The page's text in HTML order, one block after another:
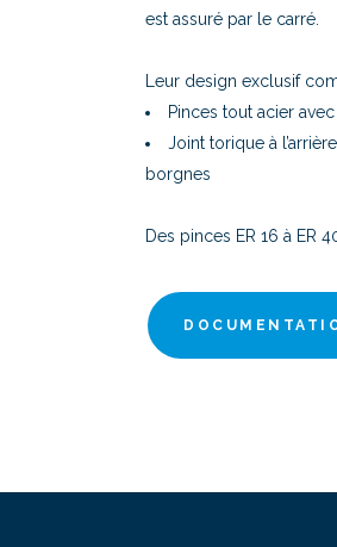
est assuré par le carré.
Leur design exclusif
Pinces tout acier
Joint torique à
borgnes
Des pinces ER 16 à ER